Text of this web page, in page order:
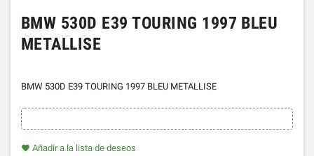
BMW 530D E39 TOURING 1997 BLEU
METALLISE
BMW 530D E39 TOURING 1997 BLEU METALLISE
favorite Añadir a la lista de deseos